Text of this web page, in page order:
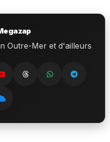
Outre-Mer et d'ailleurs